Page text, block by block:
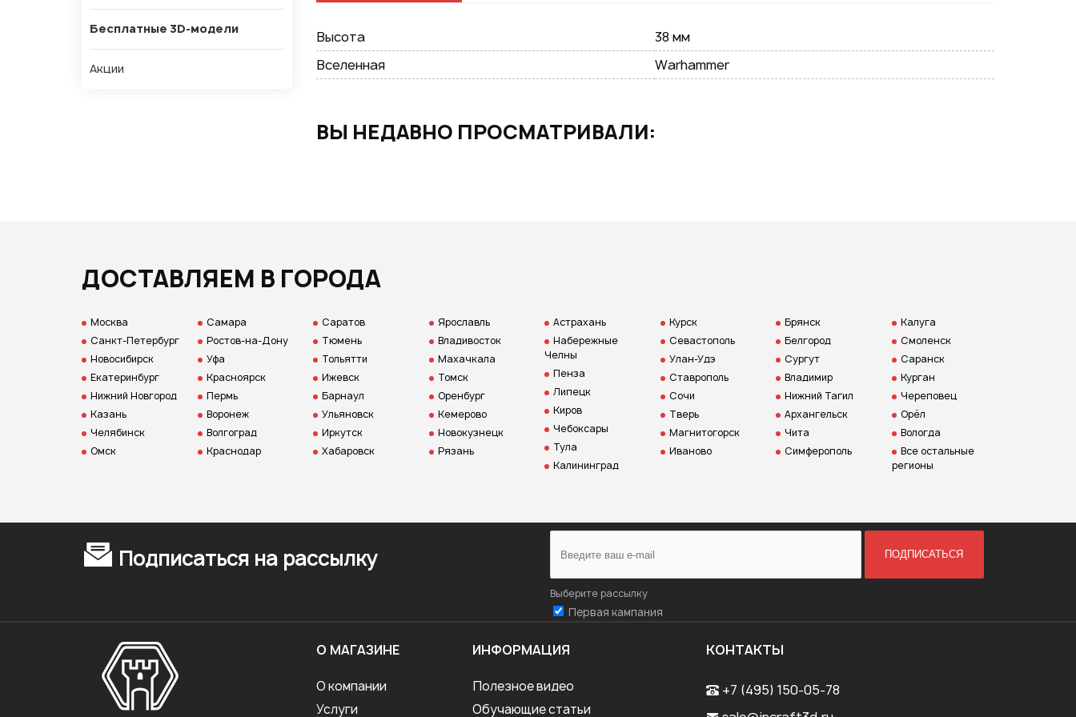
Бесплатные 3D-модели
Акции
Высота
38 мм
Вселенная
Warhammer
Подписаться на новые
возможности
ВЫ НЕДАВНО ПРОСМАТРИВАЛИ:
ДОСТАВЛЯЕМ В ГОРОДА
Москва
Санкт-Петербург
Новосибирск
Екатеринбург
Нижний Новгород
Казань
Челябинск
Омск
Самара
Ростов-на-Дону
Уфа
Красноярск
Пермь
Воронеж
Волгоград
Краснодар
Саратов
Тюмень
Тольятти
Ижевск
Барнаул
Ульяновск
Иркутск
Хабаровск
Ярославль
Владивосток
Махачкала
Томск
Оренбург
Кемерово
Новокузнецк
Рязань
Астрахань
Набережные
Челны
Пенза
Липецк
Киров
Чебоксары
Тула
Калининград
Курск
Севастополь
Улан-Удэ
Ставрополь
Сочи
Тверь
Магнитогорск
Иваново
Брянск
Белгород
Сургут
Владимир
Нижний Тагил
Архангельск
Чита
Симферополь
Калуга
Смоленск
Саранск
Курган
Череповец
Орёл
Вологда
Все остальные
регионы
Подписаться на рассылку ПОДПИСАТЬСЯ
Выберите рассылку
Первая кампания
О МАГАЗИНЕ
О компании
Услуги
ИНФОРМАЦИЯ
Полезное видео
Обучающие статьи
КОНТАКТЫ
+7 (495) 150-05-78